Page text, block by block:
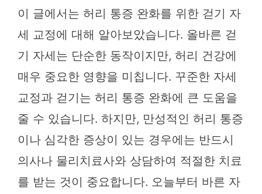
이 글에서는 허리 통증 완화를 위한 걷기 자
세 교정에 대해 알아보았습니다. 올바른 걷
기 자세는 단순한 동작이지만, 허리 건강에
매우 중요한 영향을 미칩니다. 꾸준한 자세
교정과 걷기는 허리 통증 완화에 큰 도움을
줄 수 있습니다. 하지만, 만성적인 허리 통증
이나 심각한 증상이 있는 경우에는 반드시
의사나 물리치료사와 상담하여 적절한 치료
를 받는 것이 중요합니다. 오늘부터 바른 자